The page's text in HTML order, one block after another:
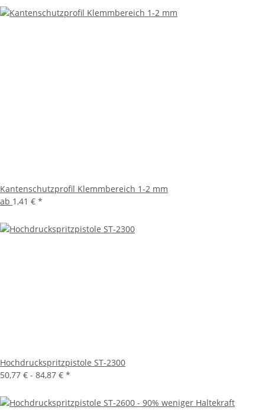
Kantenschutzprofil Klemmbereich 1-2 mm
ab 1,41 € *
Hochdruckspritzpistole ST-2300
50,77 € - 84,87 € *